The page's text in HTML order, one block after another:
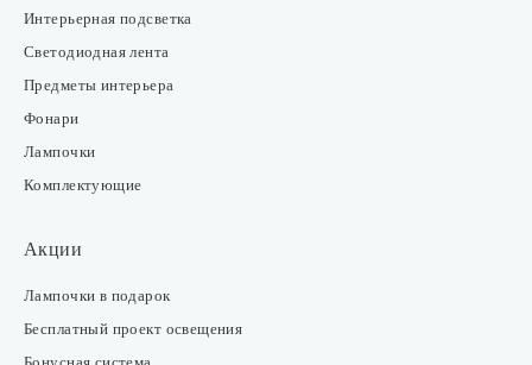
Интерьерная подсветка
Светодиодная лента
Предметы интерьера
Фонари
Лампочки
Комплектующие
Акции
Лампочки в подарок
Бесплатный проект освещения